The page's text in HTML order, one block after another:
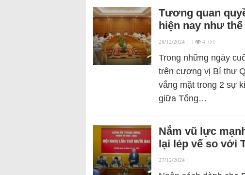
Tương quan
hiện nay như thế
28/12/2024 | | 4.751
Trong những ngày
trên cương vị Bí thư
vắng mặt trong 2 sự
giữa Tổng…
Nắm vũ lực
lại lép vế so với
27/12/2024 |